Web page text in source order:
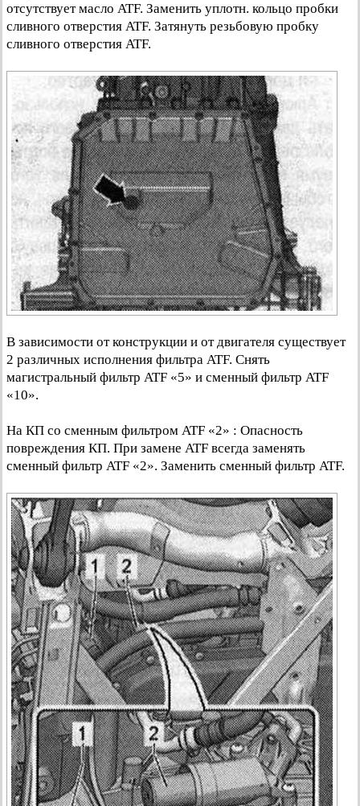
отсутствует масло ATF. Заменить уплотн. кольцо пробки
сливного отверстия ATF. Затянуть резьбовую пробку
сливного отверстия ATF.
В зависимости от конструкции и от двигателя существует
2 различных исполнения фильтра ATF. Снять
магистральный фильтр ATF «5» и сменный фильтр ATF
«10».
На КП со сменным фильтром ATF «2» : Опасность
повреждения КП. При замене ATF всегда заменять
сменный фильтр ATF «2». Заменить сменный фильтр ATF.